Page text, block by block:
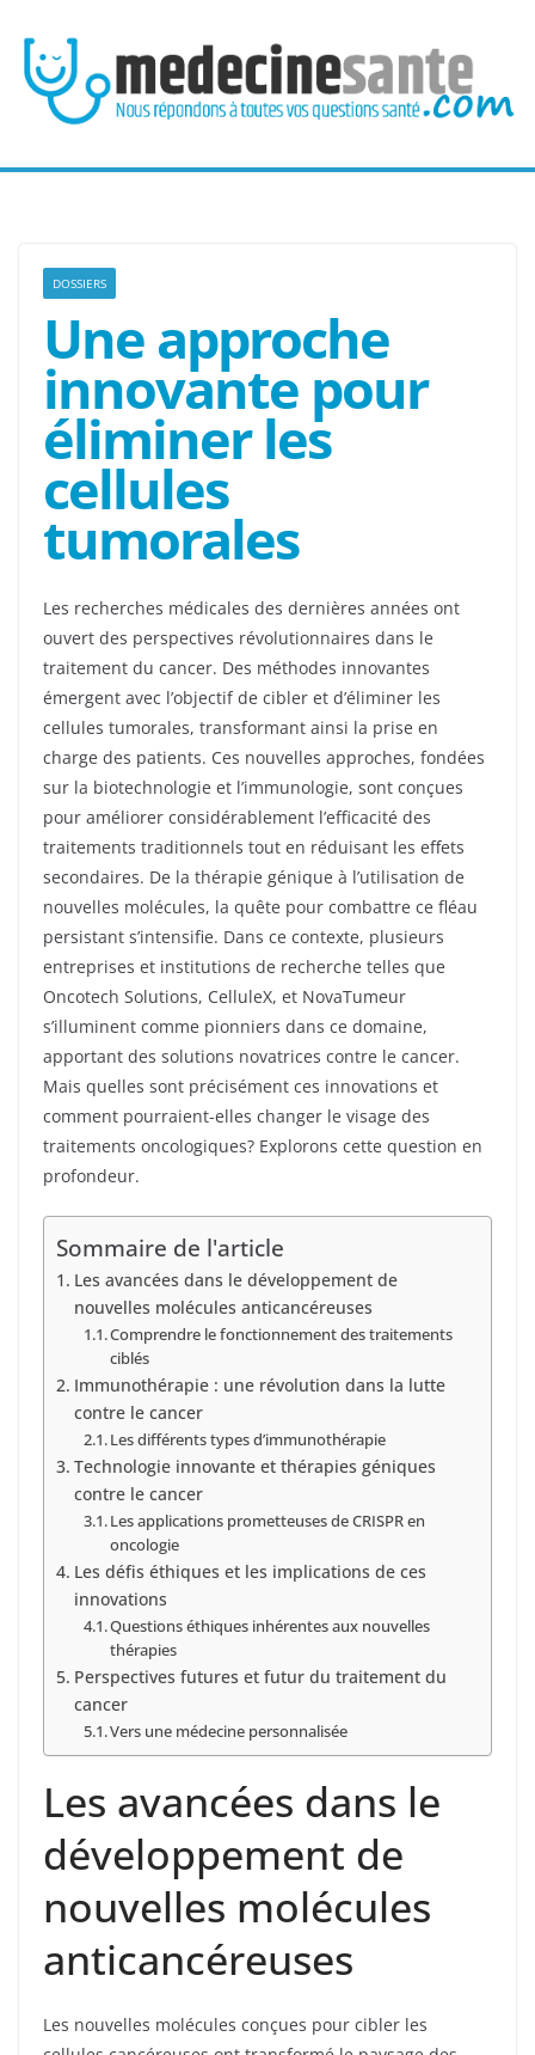
contenu
DOSSIERS
Une approche
innovante pour
éliminer les
cellules
tumorales
Les recherches médicales des dernières années ont
ouvert des perspectives révolutionnaires dans le
traitement du cancer. Des méthodes innovantes
émergent avec l’objectif de cibler et d’éliminer les
cellules tumorales, transformant ainsi la prise en
charge des patients. Ces nouvelles approches, fondées
sur la biotechnologie et l’immunologie, sont conçues
pour améliorer considérablement l’efficacité des
traitements traditionnels tout en réduisant les effets
secondaires. De la thérapie génique à l’utilisation de
nouvelles molécules, la quête pour combattre ce fléau
persistant s’intensifie. Dans ce contexte, plusieurs
entreprises et institutions de recherche telles que
Oncotech Solutions, CelluleX, et NovaTumeur
s’illuminent comme pionniers dans ce domaine,
apportant des solutions novatrices contre le cancer.
Mais quelles sont précisément ces innovations et
comment pourraient-elles changer le visage des
traitements oncologiques? Explorons cette question en
profondeur.
Sommaire de l'article
Les avancées dans le développement de
nouvelles molécules anticancéreuses
Comprendre le fonctionnement des traitements
ciblés
Immunothérapie : une révolution dans la lutte
contre le cancer
Les différents types d’immunothérapie
Technologie innovante et thérapies géniques
contre le cancer
Les applications prometteuses de CRISPR en
oncologie
Les défis éthiques et les implications de ces
innovations
Questions éthiques inhérentes aux nouvelles
thérapies
Perspectives futures et futur du traitement du
cancer
Vers une médecine personnalisée
Les avancées dans le
développement de
nouvelles molécules
anticancéreuses
Les nouvelles molécules conçues pour cibler les